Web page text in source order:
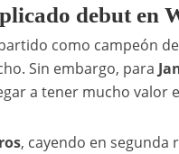
debut en
como campeón
Sin embargo, para
a tener mucho valor
, cayendo en segunda